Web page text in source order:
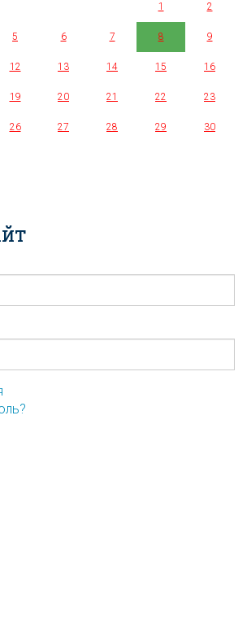
1
2
5 6 7 8 9
12 13 14 15 16
19 20 21 22 23
26 27 28 29 30
используя